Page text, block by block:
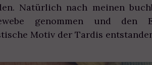
Natürlich nach meinen
genommen und den
Motiv der Tardis